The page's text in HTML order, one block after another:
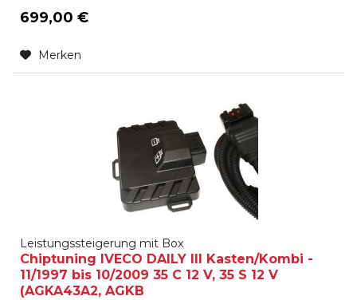
699,00 €
Merken
Leistungssteigerung mit Box
Chiptuning IVECO DAILY III Kasten/Kombi -
11/1997 bis 10/2009 35 C 12 V, 35 S 12 V
(AGKA43A2, AGKB